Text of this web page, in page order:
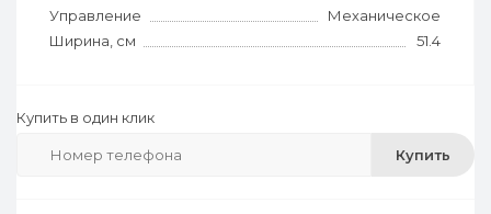
Управление
Механическое
Ширина, см
51.4
Купить в один клик
Купить